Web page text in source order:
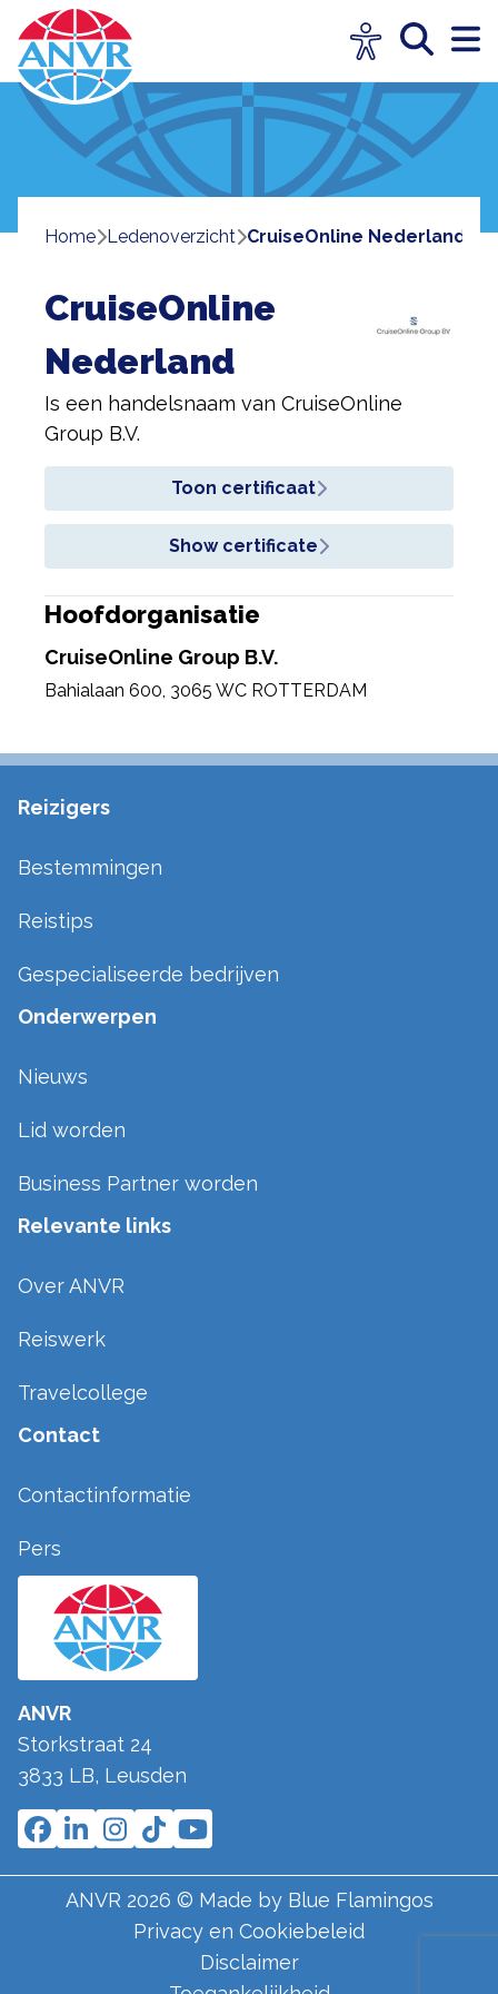
Home ledenoverzicht CruiseOnline Nederland
CruiseOnline
Nederland
Is een handelsnaam van CruiseOnline
Group B.V.
Toon certificaat
Show certificate
Hoofdorganisatie
CruiseOnline Group B.V.
Bahialaan 600, 3065 WC ROTTERDAM
ANVR
Storkstraat 24
3833 LB, Leusden
Reizigers
Bestemmingen
Reistips
Gespecialiseerde bedrijven
Onderwerpen
Nieuws
Lid worden
Business Partner worden
Relevante links
Over ANVR
Reiswerk
Travelcollege
Contact
Contactinformatie
Pers
ANVR 2026 © Made by Blue Flamingos
Privacy en Cookiebeleid
Disclaimer